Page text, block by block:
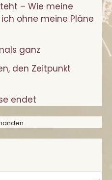
– Wie meine
ohne meine Pläne
ganz
den Zeitpunkt
endet